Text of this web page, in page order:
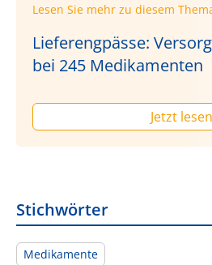
Lesen Sie mehr zu diesem
Lieferengpässe:
bei 245 Medikamenten
Jetzt lesen
Stichwörter
Medikamente